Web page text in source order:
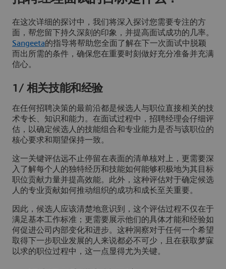
在这次详细的探讨中，我们将深入探讨您需要专注的方
面，帮您留下持久深刻的印象，并提高面试成功的几率。
Sangeeta的指导将帮助您全面了解在下一次面试中脱颖
而出所需的条件，确保您在重要时刻做好充分准备并充满
信心。
1/ 相关技能和经验
在任何招聘决策的最前沿都是候选人与职位直接相关的技
术专长、知识和能力。在面试过程中，招聘经理会仔细评
估，以确定候选人的技能组合和专业能力是否与该职位的
核心要求和期望保持一致。
这一关键评估远不止停留在表面的清单核对上，更需要深
入了解每个人的独特经历和技能如何能够积极地为其目标
职位贡献力量并提高效能。此外，这种评估对于确定候选
人的专业贡献如何推动组织的成功和成长至关重要。
因此，候选人应该清楚地意识到，这个评估过程不仅在于
满足基本工作标准；更需要展示他们的具体才能和经验如
何促进公司内部变化和进步。这种洞察对于任何一个希望
取得下一步职业发展的人来说都必不可少，且在获取梦寐
以求的职位过程中，这一点显得尤为关键。